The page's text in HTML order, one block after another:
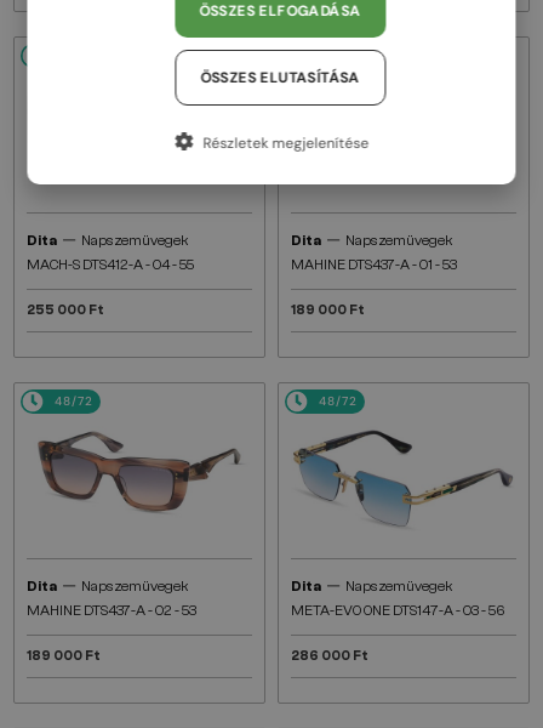
Dita — Napszemüvegek
MACH-S DTS412-A - 04 - 55
255 000 Ft
48/72
Dita — Napszemüvegek
MAHINE DTS437-A - 01 - 53
189 000 Ft
48/72
Dita — Napszemüvegek
MAHINE DTS437-A - 02 - 53
189 000 Ft
48/72
Dita — Napszemüvegek
META-EVO ONE DTS147-A - 03 - 56
286 000 Ft
ÖSSZES ELFOGADÁSA
ÖSSZES ELUTASÍTÁSA
Részletek megjelenítése